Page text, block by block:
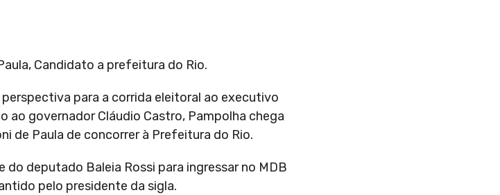
Candidato a prefeitura do Rio.
para a corrida eleitoral ao executivo
ao governador Cláudio Castro, Pampolha chega
de Paula de concorrer à Prefeitura do Rio.
deputado Baleia Rossi para ingressar no MDB
pelo presidente da sigla.